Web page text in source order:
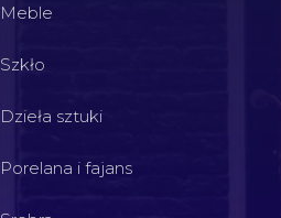
Meble
Szkło
Dzieła sztuki
Porelana i fajans